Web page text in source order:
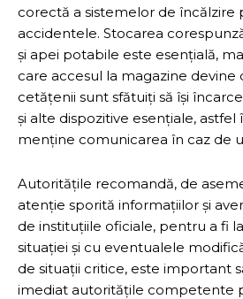
corectă a sistemelor de încălzire
accidentele. Stocarea
și apei potabile este esențială,
care accesul la magazine devine
cetățenii sunt sfătuiți să își
și alte dispozitive esențiale, astfel
menține comunicarea în caz de
Autoritățile recomandă, de
atenție sporită informațiilor și
de instituțiile oficiale, pentru a fi
situației și cu eventualele
de situații critice, este important
imediat autoritățile competente